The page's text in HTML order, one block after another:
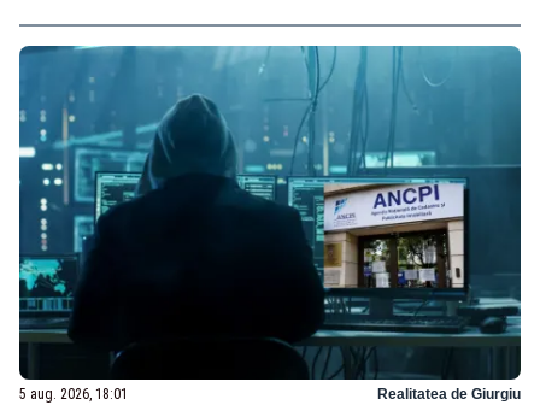
5 aug. 2026, 18:01 Realitatea de Giurgiu